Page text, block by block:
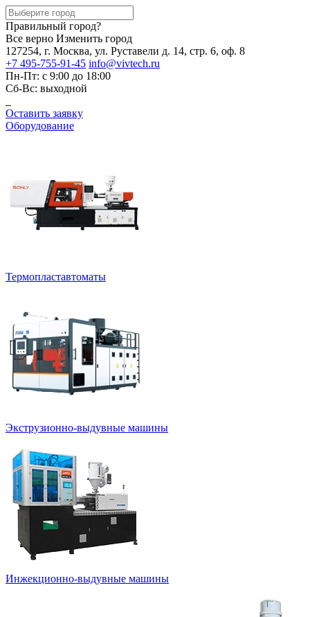
Правильный город?
Все верно Изменить город
127254, г. Москва, ул. Руставели д. 14, стр. 6, оф. 8
+7 495-755-91-45 info@vivtech.ru
Пн-Пт: с 9:00 до 18:00
Сб-Вс: выходной
Оставить заявку
Оборудование
Термопластавтоматы
Экструзионно-выдувные машины
Инжекционно-выдувные машины